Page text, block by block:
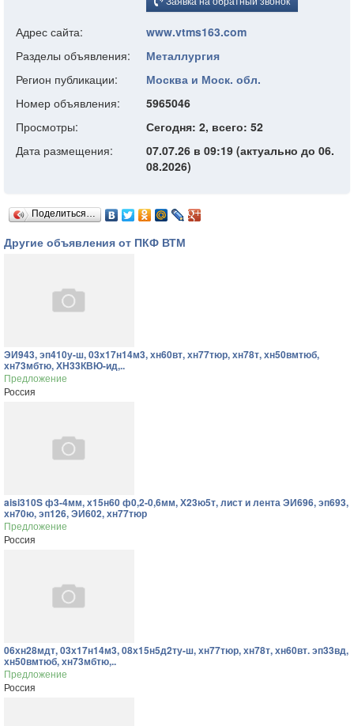
Адрес сайта:
www.vtms163.com
Разделы объявления:
Металлургия
Регион публикации:
Москва и Моск. обл.
Номер объявления:
5965046
Просмотры:
Сегодня: 2, всего: 52
Дата размещения:
07.07.26 в 09:19 (актуально до 06.
08.2026)
Поделиться…
Другие объявления от ПКФ ВТМ
ЭИ943, эп410у-ш, 03х17н14м3, хн60вт, хн77тюр, хн78т, хн50вмтюб,
хн73мбтю, ХН33КВЮ-ид,..
Предложение
Россия
aisi310S ф3-4мм, х15н60 ф0,2-0,6мм, Х23ю5т, лист и лента ЭИ696, эп693,
хн70ю, эп126, ЭИ602, хн77тюр
Предложение
Россия
06хн28мдт, 03х17н14м3, 08х15н5д2ту-ш, хн77тюр, хн78т, хн60вт. эп33вд,
хн50вмтюб, хн73мбтю,..
Предложение
Россия